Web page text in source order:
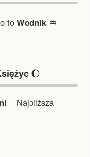
to Wodnik ♒︎
🌔
Najbliższa